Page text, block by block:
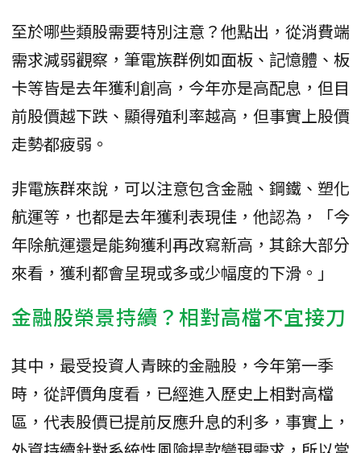
至於哪些類股需要特別注意？他點出，從消費端
需求減弱觀察，筆電族群例如面板、記憶體、板
卡等皆是去年獲利創高，今年亦是高配息，但目
前股價越下跌、顯得殖利率越高，但事實上股價
走勢都疲弱。
非電族群來說，可以注意包含金融、鋼鐵、塑化
航運等，也都是去年獲利表現佳，他認為，「今
年除航運還是能夠獲利再改寫新高，其餘大部分
來看，獲利都會呈現或多或少幅度的下滑。」
金融股榮景持續？相對高檔不宜接刀
其中，最受投資人青睞的金融股，今年第一季
時，從評價角度看，已經進入歷史上相對高檔
區，代表股價已提前反應升息的利多，事實上，